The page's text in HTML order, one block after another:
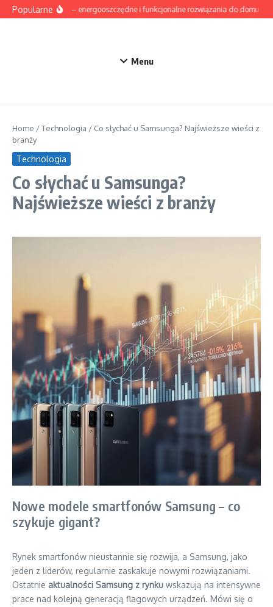
Przejdź do treści
Popularne
Oświetlenie LED – energooszczędne i funkcjonalne rozwiązania do domu
Menu
Home /Technologia / Co słychać u Samsunga? Najświeższe wieści z
branży
Technologia
Co słychać u Samsunga?
Najświeższe wieści z branży
Nowe modele smartfonów Samsung – co
szykuje gigant?
Rynek smartfonów nieustannie się rozwija, a Samsung, jako
jeden z liderów, regularnie zaskakuje nowymi rozwiązaniami.
Ostatnie aktualności Samsung z rynku wskazują na intensywne
prace nad kolejną generacją flagowych urządzeń. Mówi się o